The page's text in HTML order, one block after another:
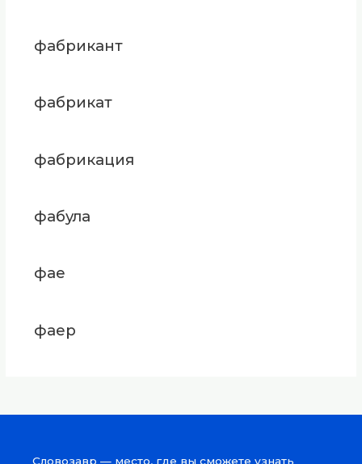
фабрикант
фабрикат
фабрикация
фабула
фае
фаер
Словозавр — место, где вы сможете узнать